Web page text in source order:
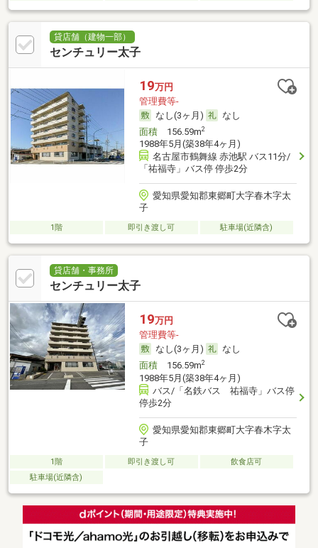
貸店舗（建物一部）
センチュリー太子
19万円
管理費等-
なし(3ヶ月)
なし
面積156.59m2
1988年5月(築38年4ヶ月)
名古屋市鶴舞線 赤池駅 バス11分/
「祐福寺」バス停 停歩2分
愛知県愛知郡東郷町大字春木字太
子
1階 即引き渡し可 駐車場(近隣含)
貸店舗・事務所
センチュリー太子
19万円
管理費等-
なし(3ヶ月)
なし
面積156.59m2
1988年5月(築38年4ヶ月)
バス/「名鉄バス 祐福寺」バス停
停歩2分
愛知県愛知郡東郷町大字春木字太
子
1階 即引き渡し可
飲食店可
駐車場(近隣含)